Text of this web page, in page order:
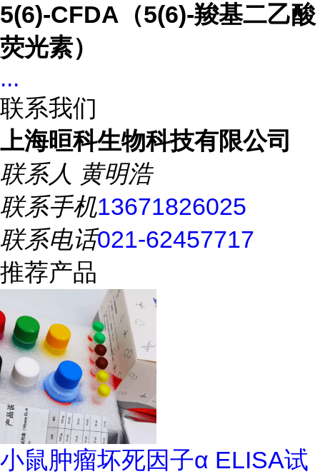
5(6)-CFDA（5(6)-羧基二乙酸
荧光素）
...
联系我们
上海晅科生物科技有限公司
联系人 黄明浩
联系手机13671826025
联系电话021-62457717
推荐产品
小鼠肿瘤坏死因子α ELISA试